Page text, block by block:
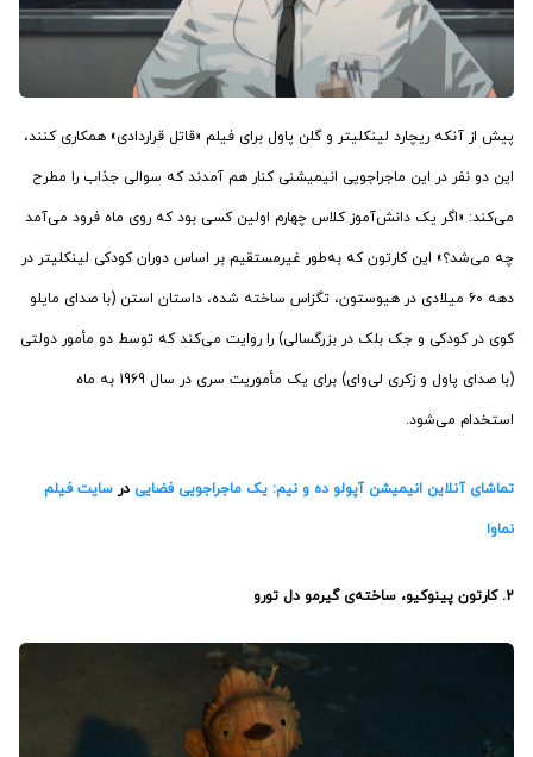
پیش از آنکه ریچارد لینکلیتر و گلن پاول برای فیلم «قاتل قراردادی» همکاری کنند،
این دو نفر در این ماجراجویی انیمیشنی کنار هم آمدند که سوالی جذاب را مطرح
می‌کند: «اگر یک دانش‌آموز کلاس چهارم اولین کسی بود که روی ماه فرود می‌آمد
چه می‌شد؟» این کارتون که به‌طور غیرمستقیم بر اساس دوران کودکی لینکلیتر در
دهه 60 میلادی در هیوستون، تگزاس ساخته شده، داستان استن (با صدای مایلو
کوی در کودکی و جک بلک در بزرگسالی) را روایت می‌کند که توسط دو مأمور دولتی
(با صدای پاول و زکری لی‌وای) برای یک مأموریت سری در سال 1969 به ماه
استخدام می‌شود.
تماشای آنلاین انیمیشن آپولو ده و نیم: یک ماجراجویی فضایی در سایت فیلم
نماوا
2. کارتون پینوکیو، ساخته­‌ی گیرمو دل تورو